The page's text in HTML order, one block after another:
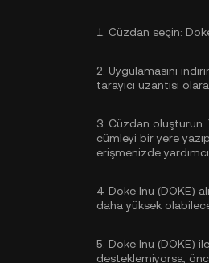
1. Cüzdan seçin:
2. Uygulamasını
tarayıcı uzantısı
3. Cüzdan oluşturun:
cümleyi bir yere
erişmenizde
4. Doke Inu (DOKE)
daha yüksek
5. Doke Inu (DOKE)
desteklemiyorsa,